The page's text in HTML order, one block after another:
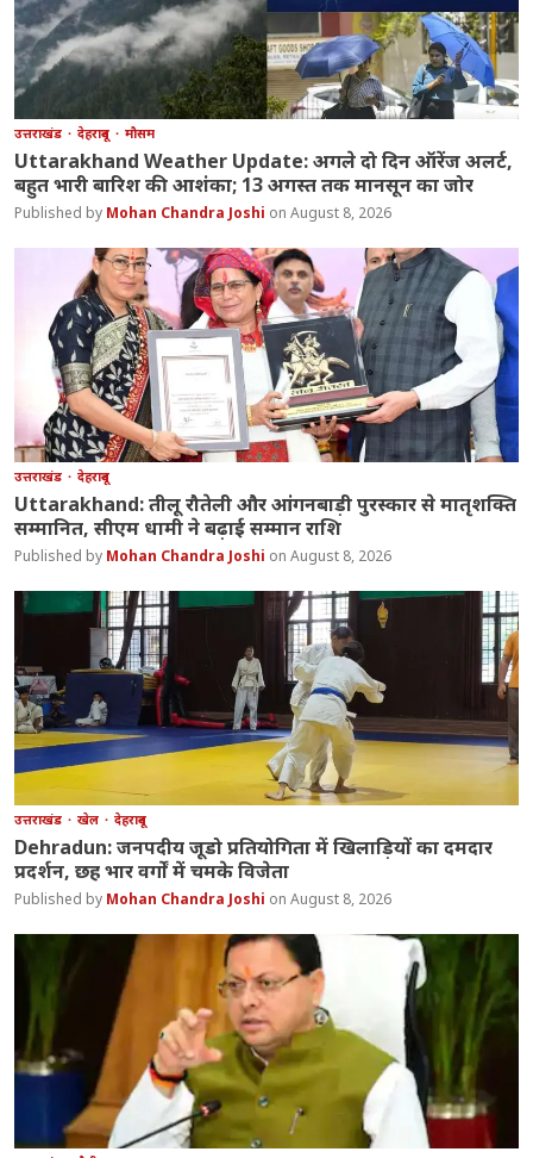
उत्तराखंड देहरादून मौसम
Uttarakhand Weather Update: अगले दो दिन ऑरेंज अलर्ट,
बहुत भारी बारिश की आशंका; 13 अगस्त तक मानसून का जोर
Mohan Chandra Joshi August 8, 2026
उत्तराखंड देहरादून
Uttarakhand: तीलू रौतेली और आंगनबाड़ी पुरस्कार से मातृशक्ति
सम्मानित, सीएम धामी ने बढ़ाई सम्मान राशि
Mohan Chandra Joshi August 8, 2026
उत्तराखंड खेल देहरादून
Dehradun: जनपदीय जूडो प्रतियोगिता में खिलाड़ियों का दमदार
प्रदर्शन, छह भार वर्गों में चमके विजेता
Mohan Chandra Joshi August 8, 2026